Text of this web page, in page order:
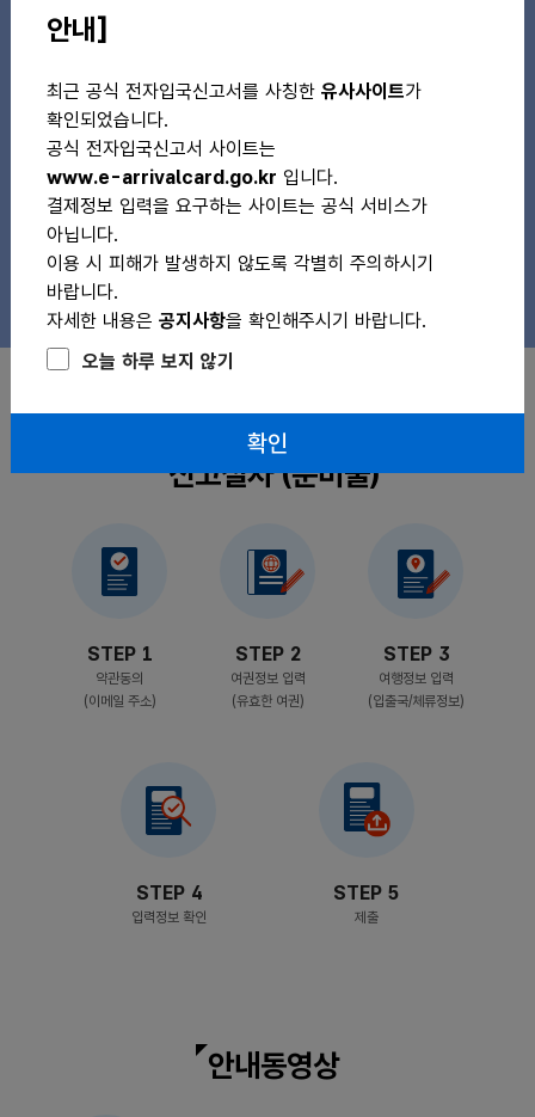
전자입국신고 사용자 인증 절차 안내 26/04/29
이메일 수신 지연 등 발생 안내
전자입국신고 이용자 매뉴얼 안내
전자입국신고 시스템 서비스 중단 안내(2025.12.20.(토)
대한민국 전자입국신고(e-Arrival card) 제도 안내25/01/08
SCROLL DOWN
신고절차 (준비물)
STEP 1
약관동의
(이메일 주소)
STEP 2
여권정보 입력
(유효한 여권)
STEP 3
여행정보 입력
(입출국/체류정보)
STEP 4
입력정보 확인
STEP 5
제출
안내동영상
안내]
최근 공식 전자입국신고서를 사칭한 유사사이트가
확인되었습니다.
공식 전자입국신고서 사이트는
www.e-arrivalcard.go.kr 입니다.
결제정보 입력을 요구하는 사이트는 공식 서비스가
아닙니다.
이용 시 피해가 발생하지 않도록 각별히 주의하시기
바랍니다.
자세한 내용은 공지사항을 확인해주시기 바랍니다.
오늘 하루 보지 않기
확인